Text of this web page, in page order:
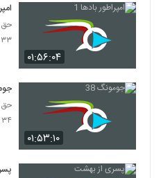
۰۱:۵۶:۰۴
حق
۳۳ بازدید
۰۱:۵۳:۱۰
حق
۳۴ بازدید